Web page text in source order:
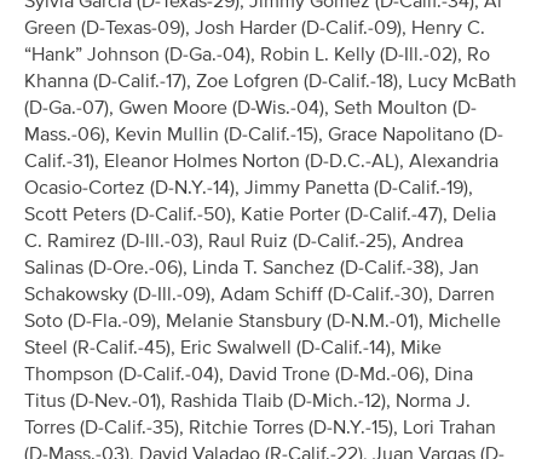
Green (D-Texas-09), Josh Harder (D-Calif.-09), Henry C.
“Hank” Johnson (D-Ga.-04), Robin L. Kelly (D-Ill.-02), Ro
Khanna (D-Calif.-17), Zoe Lofgren (D-Calif.-18), Lucy McBath
(D-Ga.-07), Gwen Moore (D-Wis.-04), Seth Moulton (D-
Mass.-06), Kevin Mullin (D-Calif.-15), Grace Napolitano (D-
Calif.-31), Eleanor Holmes Norton (D-D.C.-AL), Alexandria
Ocasio-Cortez (D-N.Y.-14), Jimmy Panetta (D-Calif.-19),
Scott Peters (D-Calif.-50), Katie Porter (D-Calif.-47), Delia
C. Ramirez (D-Ill.-03), Raul Ruiz (D-Calif.-25), Andrea
Salinas (D-Ore.-06), Linda T. Sanchez (D-Calif.-38), Jan
Schakowsky (D-Ill.-09), Adam Schiff (D-Calif.-30), Darren
Soto (D-Fla.-09), Melanie Stansbury (D-N.M.-01), Michelle
Steel (R-Calif.-45), Eric Swalwell (D-Calif.-14), Mike
Thompson (D-Calif.-04), David Trone (D-Md.-06), Dina
Titus (D-Nev.-01), Rashida Tlaib (D-Mich.-12), Norma J.
Torres (D-Calif.-35), Ritchie Torres (D-N.Y.-15), Lori Trahan